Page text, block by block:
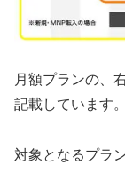
月額プランの、
記載しています。
対象となるプラ